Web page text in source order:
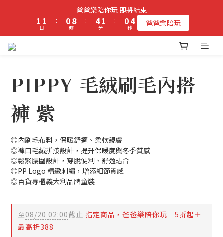
立即加入PIPPY會員即贈$100元購物金!
爸爸樂陪你玩 即將結束
1
0
1
0
日
:
08
7
3
時
:
5
4
3
2
1
0
分
:
1
0
5
4
3
秒 爸爸樂陪玩
PIPPY 毛絨刷毛內搭
褲 紫
◎內刷毛布料，保暖舒適、柔軟親膚
◎褲口毛絨拼接設計，提升保暖度與冬季質感
◎鬆緊腰圍設計，穿脫便利、舒適貼合
◎PP Logo 精緻刺繡，增添細節質感
◎百貨專櫃義大利品牌童裝
至08/20 02:00截止 指定商品，爸爸樂陪你玩｜5折起＋
最高折388